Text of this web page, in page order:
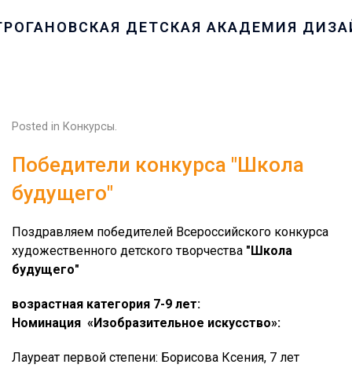
Posted in Конкурсы.
Победители конкурса "Школа
будущего"
Поздравляем победителей Всероссийского конкурса
художественного детского творчества "Школа
будущего"
возрастная категория 7-9 лет:
Номинация «Изобразительное искусство»:
Лауреат первой степени: Борисова Ксения, 7 лет